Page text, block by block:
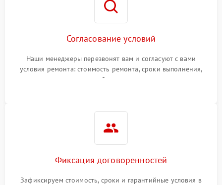
Согласование условий
Наши менеджеры перезвонят вам и согласуют с вами
условия ремонта: стоимость ремонта, сроки выполнения,
гарантийные условия
Фиксация договоренностей
Зафиксируем стоимость, сроки и гарантийные условия в